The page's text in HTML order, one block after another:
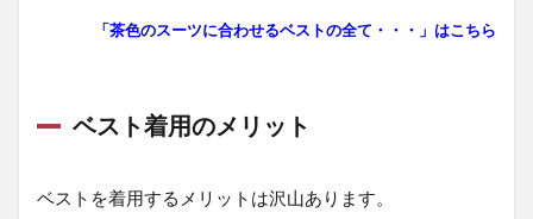
「茶色のスーツに合わせるベストの全て・・・」はこちら
ベスト着用のメリット
ベストを着用するメリットは沢山あります。